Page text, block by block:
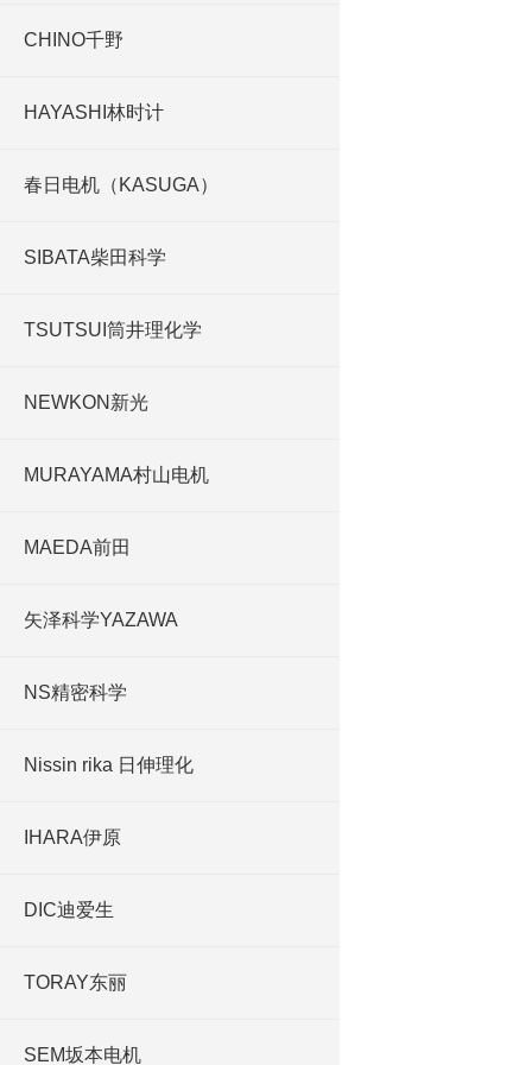
CHINO千野
HAYASHI林时计
春日电机（KASUGA）
SIBATA柴田科学
TSUTSUI筒井理化学
NEWKON新光
MURAYAMA村山电机
MAEDA前田
矢泽科学YAZAWA
NS精密科学
Nissin rika 日伸理化
IHARA伊原
DIC迪爱生
TORAY东丽
SEM坂本电机